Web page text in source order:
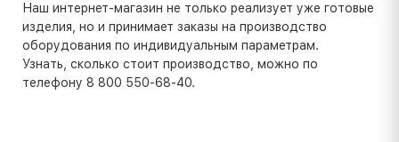
Наш интернет-магазин не только реализует уже готовые
изделия, но и принимает заказы на производство
оборудования по индивидуальным параметрам.
Узнать, сколько стоит производство, можно по
телефону 8 800 550-68-40.